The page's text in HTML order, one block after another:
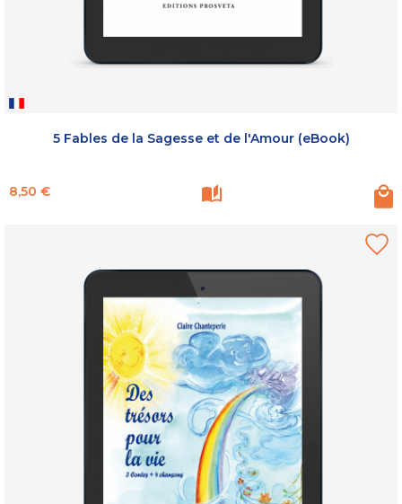
5 Fables de la Sagesse et de l'Amour (eBook)
Prix
8,50 €